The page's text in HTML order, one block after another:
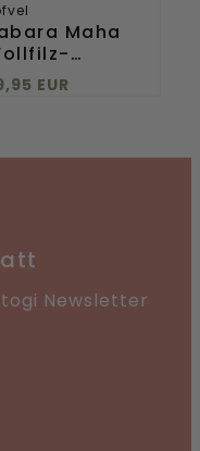
Maha
Light
EUR
Newsletter